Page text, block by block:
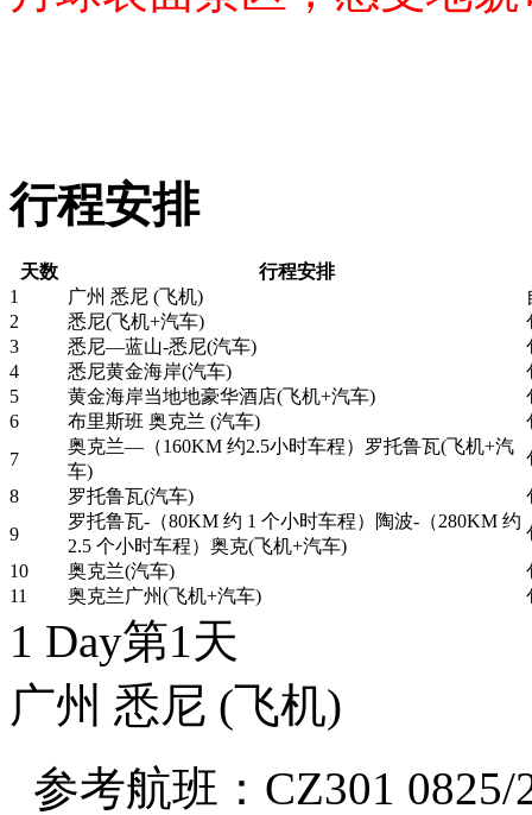
行程安排
天数
行程安排
1
广州 悉尼 (飞机)
2
悉尼(飞机+汽车)
3
悉尼—蓝山-悉尼(汽车)
4
悉尼黄金海岸(汽车)
5
黄金海岸当地地豪华酒店(飞机+汽车)
6
布里斯班 奥克兰 (汽车)
7
奥克兰—（160KM 约2.5小时车程）罗托鲁瓦(飞机+汽
车)
8
罗托鲁瓦(汽车)
9
罗托鲁瓦-（80KM 约 1 个小时车程）陶波-（280KM 约
2.5 个小时车程）奥克(飞机+汽车)
10
奥克兰(汽车)
11
奥克兰广州(飞机+汽车)
1 Day第1天
广州 悉尼 (飞机)
参考航班：CZ301 0825/